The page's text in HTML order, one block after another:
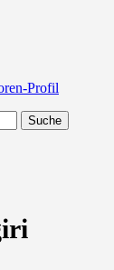
Profil